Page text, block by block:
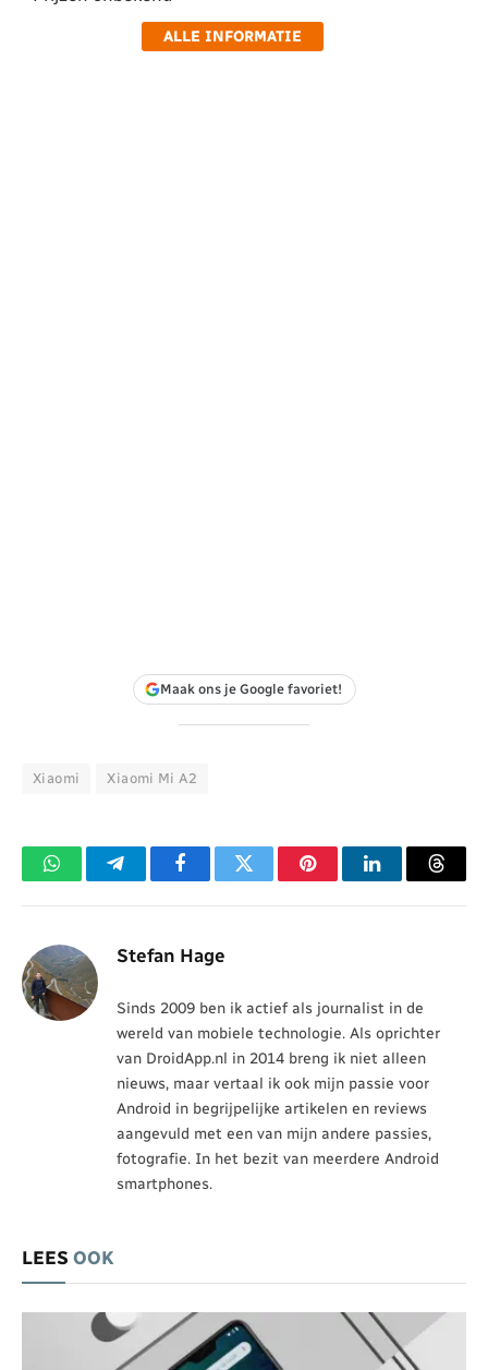
ALLE INFORMATIE
Maak ons je Google favoriet!
Xiaomi Xiaomi Mi A2
WhatsAppTelegramFacebookTwitter PinterestLinkedIn
Stefan Hage
Sinds 2009 ben ik actief als journalist in de
wereld van mobiele technologie. Als oprichter
van DroidApp.nl in 2014 breng ik niet alleen
nieuws, maar vertaal ik ook mijn passie voor
Android in begrijpelijke artikelen en reviews
aangevuld met een van mijn andere passies,
fotografie. In het bezit van meerdere Android
smartphones.
LEES OOK